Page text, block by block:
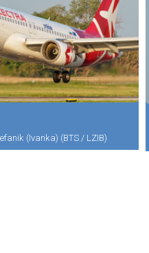
(Ivanka) (BTS / LZIB)